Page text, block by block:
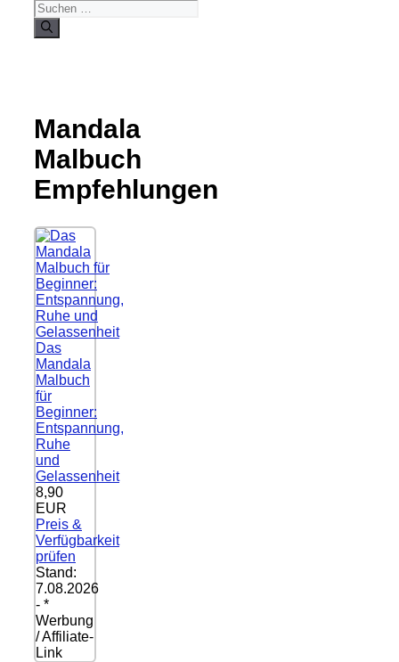
Mandala
Malbuch
Empfehlungen
Das
Mandala
Malbuch
für
Beginner:
Entspannung,
Ruhe
und
Gelassenheit
8,90
EUR
Preis &
Verfügbarkeit
prüfen
Stand:
7.08.2026
- *
Werbung
/ Affiliate-
Link